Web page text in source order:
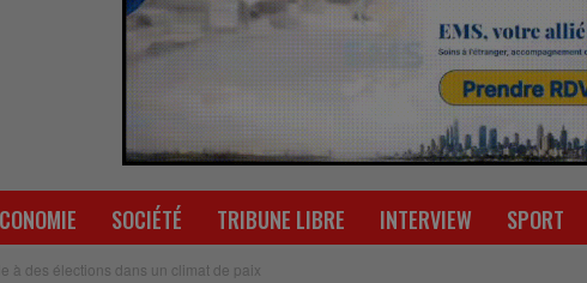
SOCIÉTÉ TRIBUNE LIBRE INTERVIEW SPORT
à des élections dans un climat de paix